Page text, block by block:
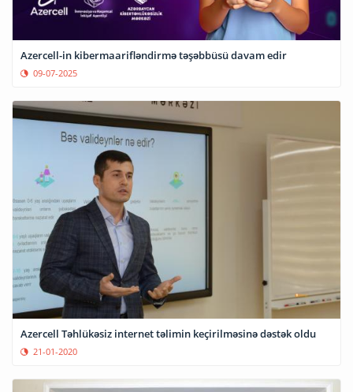
Azercell-in kibermaarifləndirmə təşəbbüsü davam edir
09-07-2025
Azercell Təhlükəsiz internet təlimin keçirilməsinə dəstək oldu
21-01-2020